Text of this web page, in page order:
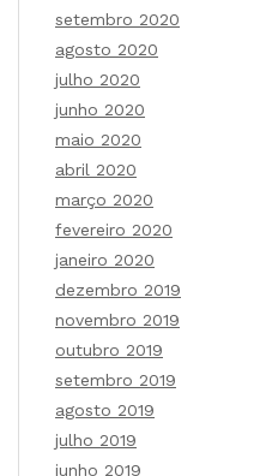
setembro 2020
agosto 2020
julho 2020
junho 2020
maio 2020
abril 2020
março 2020
fevereiro 2020
janeiro 2020
dezembro 2019
novembro 2019
outubro 2019
setembro 2019
agosto 2019
julho 2019
junho 2019